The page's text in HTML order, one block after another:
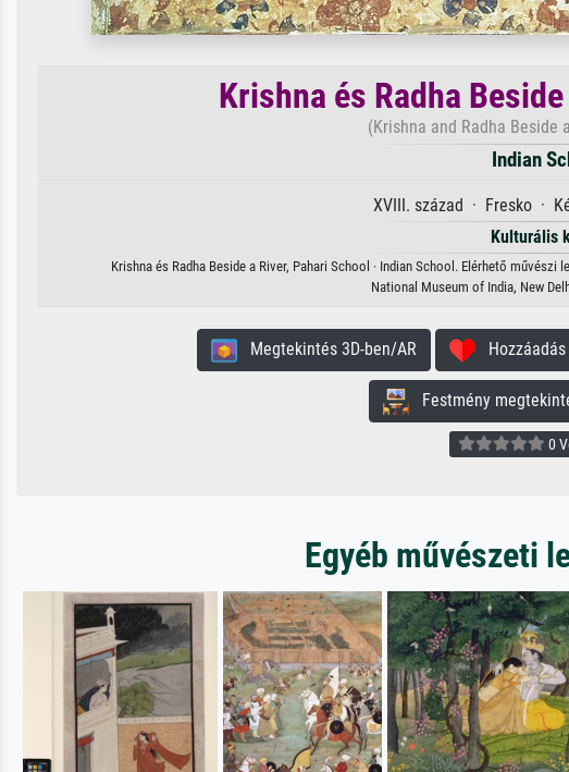
Krishna és Radha
(Krishna and Radha Beside
Indian
XVIII. század · Fresko ·
Kulturális
Krishna és Radha Beside a River, Pahari School · Indian School. Elérhető
National Museum of India, New
Megtekintés 3D-ben/AR Hozzáadás
Festmény
0
Egyéb művészeti